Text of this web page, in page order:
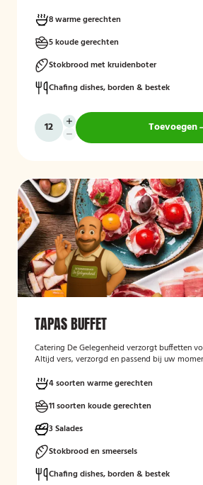
8 warme gerechten
5 koude gerechten
Stokbrood met kruidenboter
Chafing dishes, borden & bestek
Toevoegen
TAPAS BUFFET
Catering De Gelegenheid verzorgt buffetten
Altijd vers, verzorgd en passend bij uw
4 soorten warme gerechten
11 soorten koude gerechten
3 Salades
Stokbrood en smeersels
Chafing dishes, borden & bestek